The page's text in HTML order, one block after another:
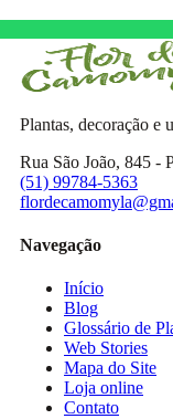
Plantas, decoração e
Rua São João, 845 -
(51) 99784-5363
Navegação
Início
Blog
Glossário de
Web Stories
Mapa do Site
Loja online
Contato